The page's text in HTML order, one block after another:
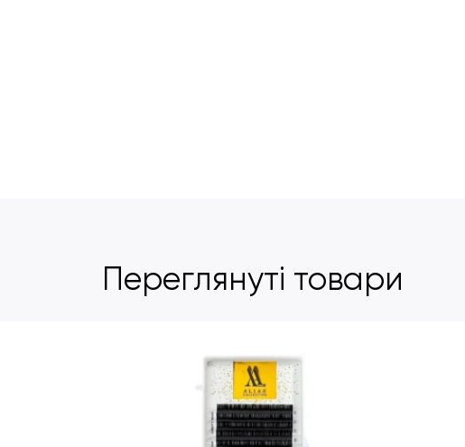
Переглянуті товари